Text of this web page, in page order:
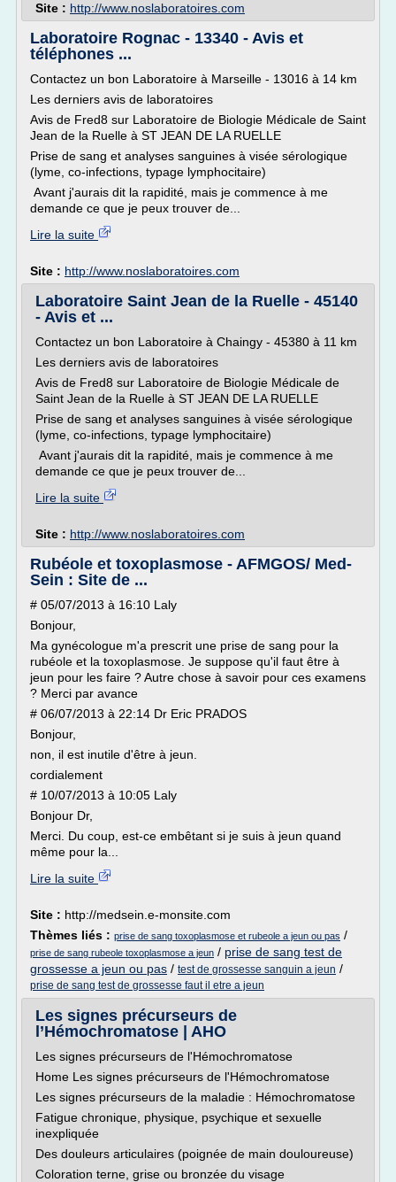
Site : http://www.noslaboratoires.com
Laboratoire Rognac - 13340 - Avis et
téléphones ...
Contactez un bon Laboratoire à Marseille - 13016 à 14 km
Les derniers avis de laboratoires
Avis de Fred8 sur Laboratoire de Biologie Médicale de Saint
Jean de la Ruelle à ST JEAN DE LA RUELLE
Prise de sang et analyses sanguines à visée sérologique
(lyme, co-infections, typage lymphocitaire)
Avant j'aurais dit la rapidité, mais je commence à me
demande ce que je peux trouver de...
Lire la suite
Site : http://www.noslaboratoires.com
Laboratoire Saint Jean de la Ruelle - 45140
- Avis et ...
Contactez un bon Laboratoire à Chaingy - 45380 à 11 km
Les derniers avis de laboratoires
Avis de Fred8 sur Laboratoire de Biologie Médicale de
Saint Jean de la Ruelle à ST JEAN DE LA RUELLE
Prise de sang et analyses sanguines à visée sérologique
(lyme, co-infections, typage lymphocitaire)
Avant j'aurais dit la rapidité, mais je commence à me
demande ce que je peux trouver de...
Lire la suite
Site : http://www.noslaboratoires.com
Rubéole et toxoplasmose - AFMGOS/ Med-
Sein : Site de ...
# 05/07/2013 à 16:10 Laly
Bonjour,
Ma gynécologue m'a prescrit une prise de sang pour la
rubéole et la toxoplasmose. Je suppose qu'il faut être à
jeun pour les faire ? Autre chose à savoir pour ces examens
? Merci par avance
# 06/07/2013 à 22:14 Dr Eric PRADOS
Bonjour,
non, il est inutile d'être à jeun.
cordialement
# 10/07/2013 à 10:05 Laly
Bonjour Dr,
Merci. Du coup, est-ce embêtant si je suis à jeun quand
même pour la...
Lire la suite
Site : http://medsein.e-monsite.com
Thèmes liés : prise de sang toxoplasmose et rubeole a jeun ou pas /
prise de sang rubeole toxoplasmose a jeun / prise de sang test de
grossesse a jeun ou pas / test de grossesse sanguin a jeun /
prise de sang test de grossesse faut il etre a jeun
Les signes précurseurs de
l’Hémochromatose | AHO
Les signes précurseurs de l'Hémochromatose
Home Les signes précurseurs de l'Hémochromatose
Les signes précurseurs de la maladie : Hémochromatose
Fatigue chronique, physique, psychique et sexuelle
inexpliquée
Des douleurs articulaires (poignée de main douloureuse)
Coloration terne, grise ou bronzée du visage